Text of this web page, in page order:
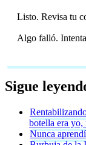
Listo. Revisa tu
Algo falló.
Sigue
botella era yo,
Nunca